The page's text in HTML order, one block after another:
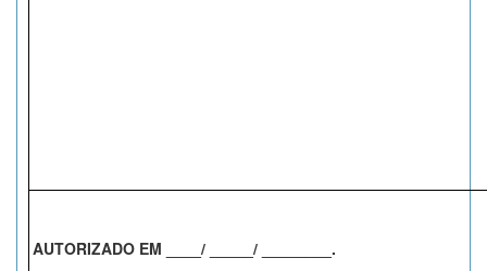
AUTORIZADO EM ____/ _____/ ________.